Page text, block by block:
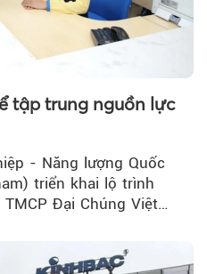
tập trung nguồn lực
- Năng lượng Quốc
triển khai lộ trình
Đại Chúng Việt